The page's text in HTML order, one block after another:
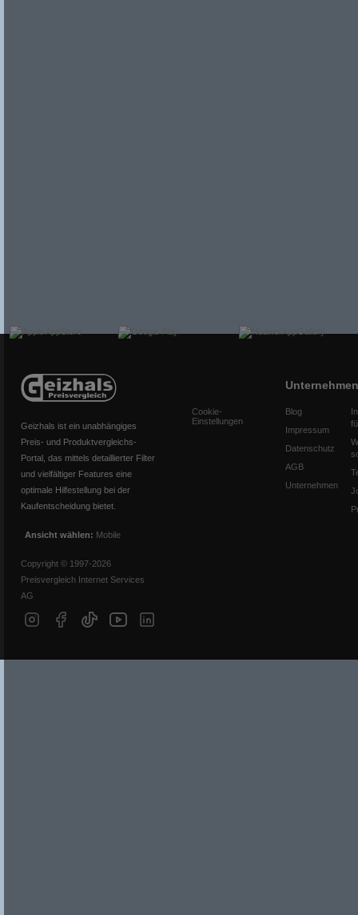
Geizhals ist ein unabhängiges
Preis- und Produktvergleichs-
Portal, das mittels detaillierter Filter
und vielfältiger Features eine
optimale Hilfestellung bei der
Kaufentscheidung bietet.
Ansicht wählen: Mobile
Copyright © 1997-2026
Preisvergleich Internet Services
AG
Cookie-
Einstellungen
Unternehmen
Blog
Impressum
Datenschutz
AGB
Unternehmen